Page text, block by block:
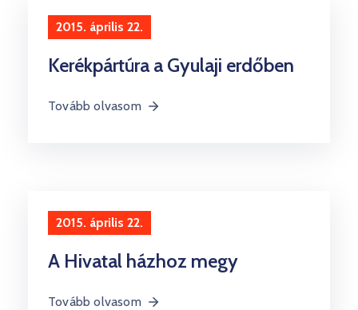
2015. április 22.
Kerékpártúra a Gyulaji erdőben
Tovább olvasom
2015. április 22.
A Hivatal házhoz megy
Tovább olvasom